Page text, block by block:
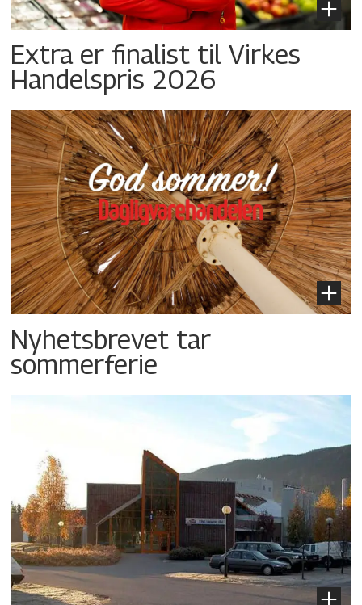
Extra er finalist til Virkes
Handelspris 2026
Nyhetsbrevet tar
sommerferie